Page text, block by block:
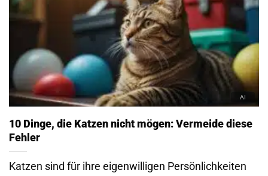
10 Dinge, die Katzen nicht mögen: Vermeide diese
Fehler
Katzen sind für ihre eigenwilligen Persönlichkeiten